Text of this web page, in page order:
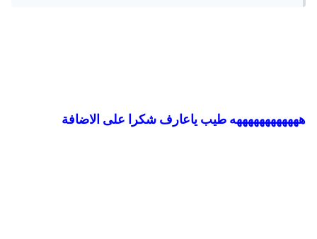
ههههههههههههه طيب ياعارف شكرا على الاضافة